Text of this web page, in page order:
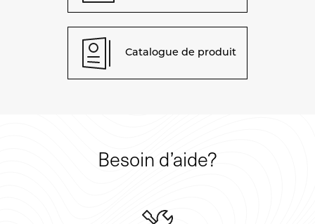
Catalogue de produit
Besoin d’aide?